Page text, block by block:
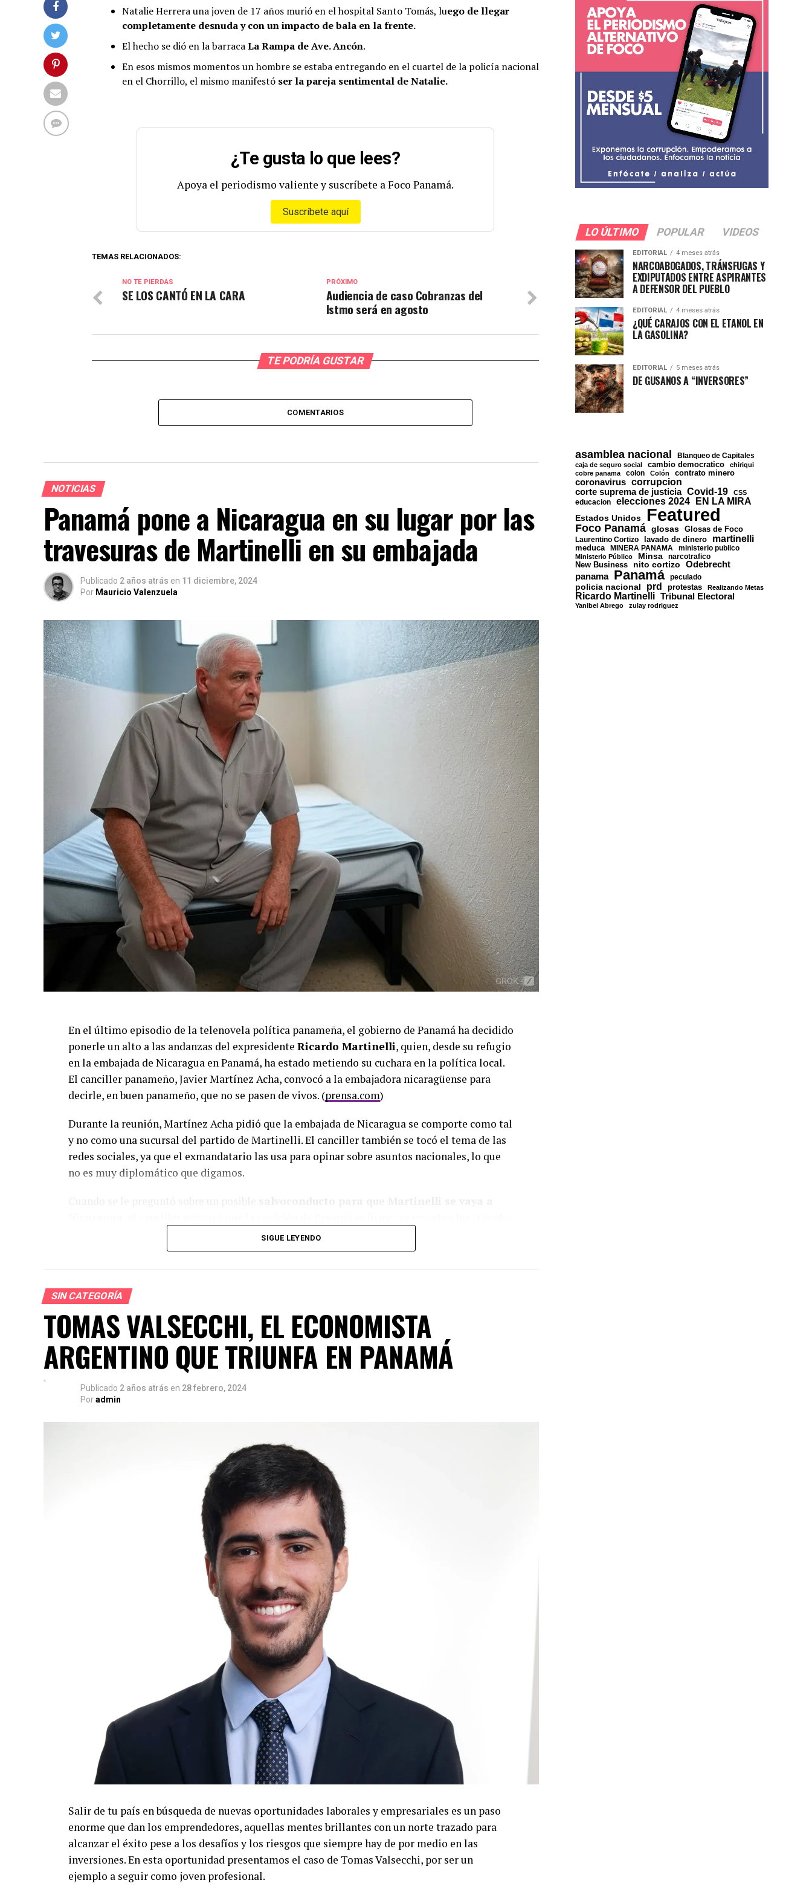
Natalie Herrera una joven de 17 años murió en el hospital Santo Tomás, luego de llegar
completamente desnuda y con un impacto de bala en la frente.
El hecho se dió en la barracaLa Rampa de Ave. Ancón.
En esos mismos momentos un hombre se estaba entregando en el cuartel de la policía nacional
en el Chorrillo, el mismo manifestó ser la pareja sentimental de Natalie.
¿Te gusta lo que lees?
Apoya el periodismo valiente y suscríbete a Foco Panamá.
Suscríbete aquí
TEMAS RELACIONADOS:
PRÓXIMO
Audiencia de caso Cobranzas del
Istmo será en agosto
NO TE PIERDAS
SE LOS CANTÓ EN LA CARA
TE PODRÍA GUSTAR
COMENTARIOS
NOTICIAS
Panamá pone a Nicaragua en su lugar por las
travesuras de Martinelli en su embajada
Publicado 2 años atrás en 11 diciembre, 2024
Por Mauricio Valenzuela
En el último episodio de la telenovela política panameña, el gobierno de Panamá ha decidido
ponerle un alto a las andanzas del expresidente Ricardo Martinelli, quien, desde su refugio
en la embajada de Nicaragua en Panamá, ha estado metiendo su cuchara en la política local.
El canciller panameño, Javier Martínez Acha, convocó a la embajadora nicaragüense para
decirle, en buen panameño, que no se pasen de vivos. (prensa.com)
Durante la reunión, Martínez Acha pidió que la embajada de Nicaragua se comporte como tal
y no como una sucursal del partido de Martinelli. El canciller también se tocó el tema de las
redes sociales, ya que el exmandatario las usa para opinar sobre asuntos nacionales, lo que
no es muy diplomático que digamos.
capitales en el caso
Así que, mientras Martinelli sigue jugando al escondite, el gobierno panameño le deja claro a
Nicaragua que no permitirá que su embajada se convierta en un cuartel político.
Apoya el periodismo valiente y suscríbete a Foco Panamá.
Suscríbete aquí
SIGUE LEYENDO
SIN CATEGORÍA
TOMAS VALSECCHI, EL ECONOMISTA
ARGENTINO QUE TRIUNFA EN PANAMÁ
Publicado 2 años atrás en 28 febrero, 2024
Poradmin
Salir de tu país en búsqueda de nuevas oportunidades laborales y empresariales es un paso
enorme que dan los emprendedores, aquellas mentes brillantes con un norte trazado para
alcanzar el éxito pese a los desafíos y los riesgos que siempre hay de por medio en las
inversiones. En esta oportunidad presentamos el caso de Tomas Valsecchi, por ser un
ejemplo a seguir como joven profesional.
LO ÚLTIMO POPULAR VIDEOS
EDITORIAL 4 meses atrás
NARCOABOGADOS, TRÁNSFUGAS Y
EXDIPUTADOS ENTRE ASPIRANTES
A DEFENSOR DEL PUEBLO
EDITORIAL 4 meses atrás
¿QUÉ CARAJOS CON EL ETANOL EN
LA GASOLINA?
EDITORIAL 5 meses atrás
DE GUSANOS A “INVERSORES”
asamblea nacional Blanqueo de Capitales
caja de seguro social cambio democratico
chiriqui
cobre panama
colon Colón contrato minero
coronavirus corrupcion
corte suprema de justicia Covid-19 CSS
educacion elecciones 2024 EN LA MIRA
Estados Unidos Featured
Foco Panamá glosas Glosas de Foco
Laurentino Cortizo lavado de dinero martinelli
meduca MINERA PANAMA ministerio publico
Ministerio Público Minsa
narcotrafico
New Business
nito cortizo Odebrecht
panama Panamá peculado
policia nacional prd protestas Realizando Metas
Ricardo Martinelli Tribunal Electoral
Yanibel Abrego zulay rodriguez